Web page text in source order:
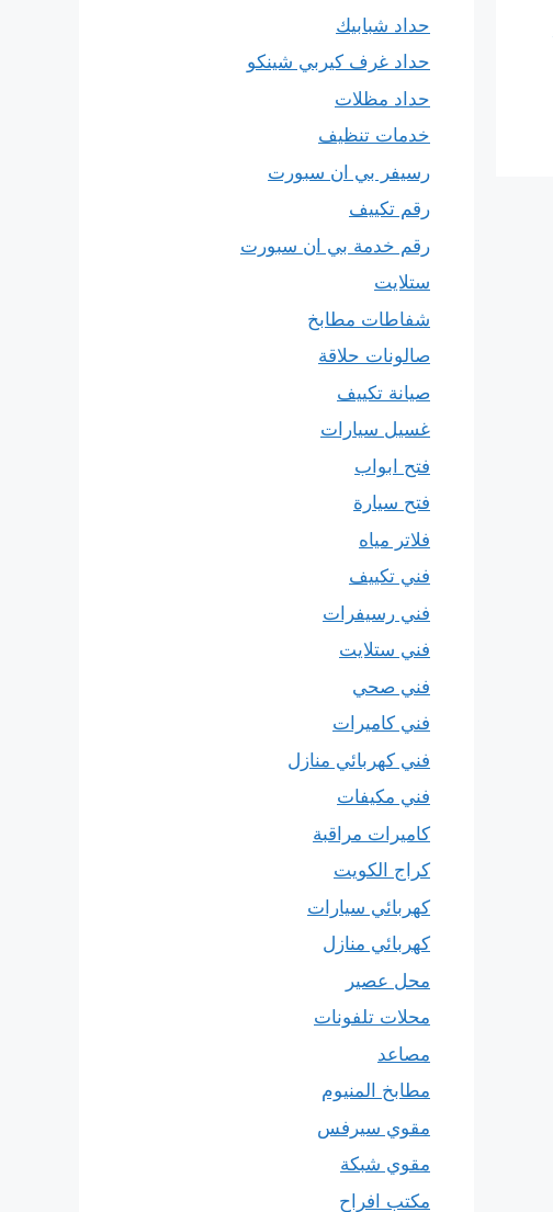
حداد شبابيك
حداد غرف كيربي شينكو
حداد مظلات
خدمات تنظيف
رسيفر بي ان سبورت
رقم تكييف
رقم خدمة بي ان سبورت
ستلايت
شفاطات مطابخ
صالونات حلاقة
صيانة تكييف
غسيل سيارات
فتح ابواب
فتح سيارة
فلاتر مياه
فني تكييف
فني رسيفرات
فني ستلايت
فني صحي
فني كاميرات
فني كهربائي منازل
فني مكيفات
كاميرات مراقبة
كراج الكويت
كهربائي سيارات
كهربائي منازل
محل عصير
محلات تلفونات
مصاعد
مطابخ المنيوم
مقوي سيرفس
مقوي شبكة
مكتب افراح